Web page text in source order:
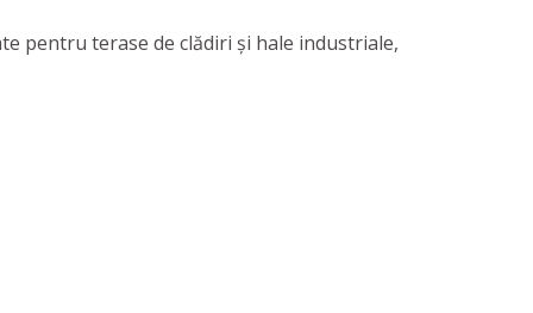
pentru terase de clădiri și hale industriale,